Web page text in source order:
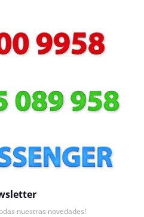
nuestras novedades!